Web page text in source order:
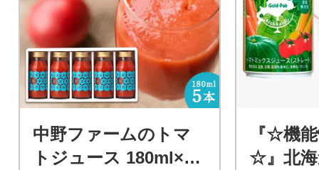
中野ファームのトマ
トジュース 180ml×5
『☆機
☆』北海